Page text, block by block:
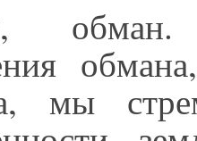
обман.
мы